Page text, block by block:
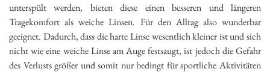
unterspült werden, bieten diese einen besseren und längeren
Tragekomfort als weiche Linsen. Für den Alltag also wunderbar
geeignet. Dadurch, dass die harte Linse wesentlich kleiner ist und sich
nicht wie eine weiche Linse am Auge festsaugt, ist jedoch die Gefahr
des Verlusts größer und somit nur bedingt für sportliche Aktivitäten